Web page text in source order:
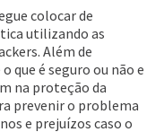
colocar de
utilizando as
Além de
que é seguro ou não e
na proteção da
prevenir o problema
e prejuízos caso o